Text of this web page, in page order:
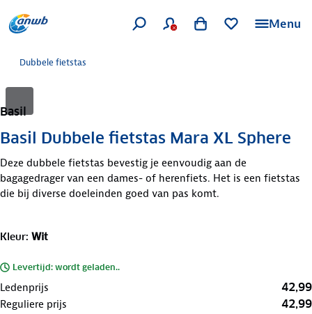
Menu
Dubbele fietstas
Basil
Basil Dubbele fietstas Mara XL Sphere
Deze dubbele fietstas bevestig je eenvoudig aan de
bagagedrager van een dames- of herenfiets. Het is een fietstas
die bij diverse doeleinden goed van pas komt.
Kleur: Wit
Levertijd: wordt geladen..
Ledenprijs 42,99
Reguliere prijs 42,99